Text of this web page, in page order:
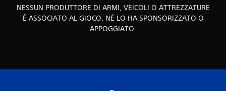
NESSUN PRODUTTORE DI ARMI, VEICOLI O ATTREZZATURE
È ASSOCIATO AL GIOCO, NÉ LO HA SPONSORIZZATO O
APPOGGIATO.